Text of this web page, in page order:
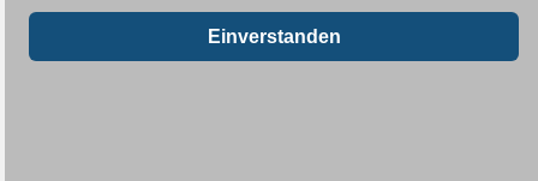
Einverstanden